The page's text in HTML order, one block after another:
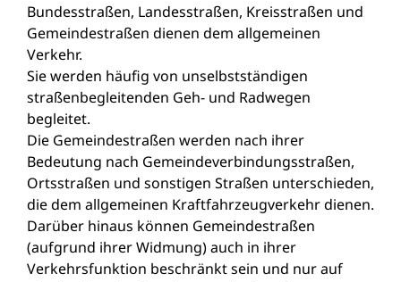
Bundesstraßen, Landesstraßen, Kreisstraßen und
Gemeindestraßen dienen dem allgemeinen
Verkehr.
Sie werden häufig von unselbstständigen
straßenbegleitenden Geh- und Radwegen
begleitet.
Die Gemeindestraßen werden nach ihrer
Bedeutung nach Gemeindeverbindungsstraßen,
Ortsstraßen und sonstigen Straßen unterschieden,
die dem allgemeinen Kraftfahrzeugverkehr dienen.
Darüber hinaus können Gemeindestraßen
(aufgrund ihrer Widmung) auch in ihrer
Verkehrsfunktion beschränkt sein und nur auf